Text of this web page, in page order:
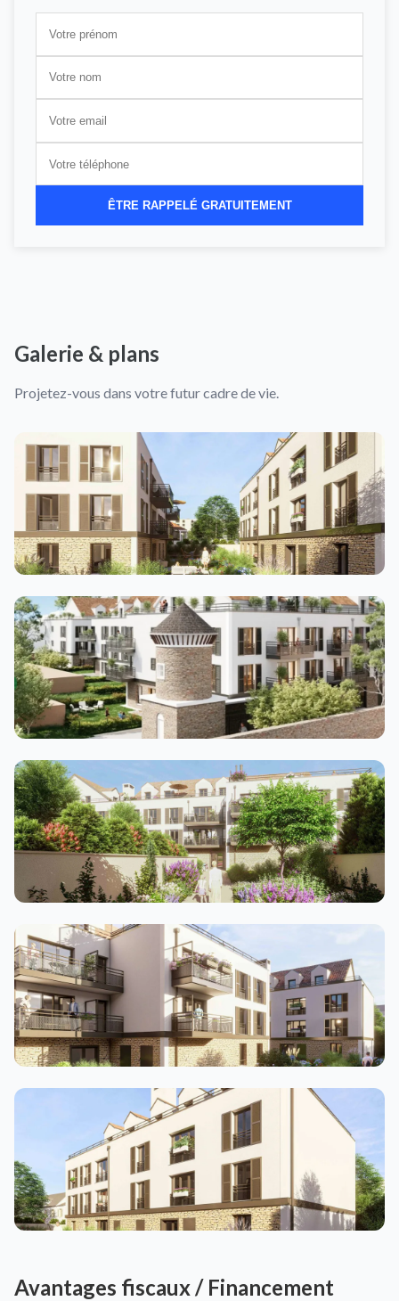
ÊTRE RAPPELÉ GRATUITEMENT
Galerie & plans
Projetez-vous dans votre futur cadre de vie.
Avantages fiscaux / Financement